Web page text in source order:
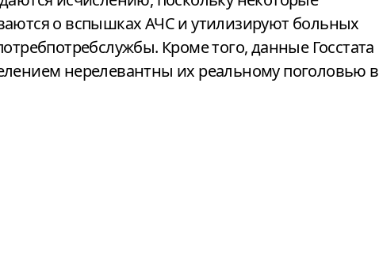
о вспышках АЧС и утилизируют больных
Кроме того, данные Госстата
нерелевантны их реальному поголовью в